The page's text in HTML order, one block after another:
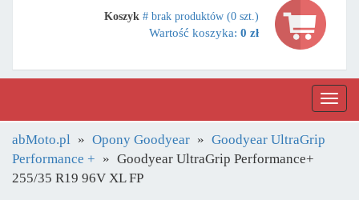
Koszyk # brak produktów (0 szt.)
Wartość koszyka: 0 zł
abMoto.pl Opony Goodyear
Goodyear UltraGrip
Performance +
Goodyear UltraGrip Performance+
255/35 R19 96V XL FP